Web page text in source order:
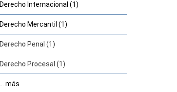
Derecho Internacional (1)
Derecho Mercantil (1)
Derecho Penal (1)
Derecho Procesal (1)
... más